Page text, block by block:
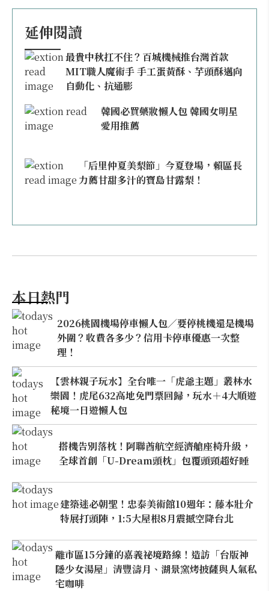
延伸閱讀
最貴中秋扛不住？百城機械推台灣首款
MIT職人魔術手 手工蛋黃酥、芋頭酥邁向
自動化、抗通膨
韓國必買藥妝懶人包 韓國女明星
愛用推薦
「后里仲夏美梨節」今夏登場，賴區長
力薦甘甜多汁的寶島甘露梨！
本日熱門
2026桃園機場停車懶人包／要停桃機還是機場
外圍？收費各多少？信用卡停車優惠一次整
理！
【雲林親子玩水】全台唯一「虎爺主題」叢林水
樂園！虎尾632高地免門票回歸，玩水＋4大順遊
秘境一日遊懶人包
搭機告別落枕！阿聯酋航空經濟艙座椅升級，
全球首創「U-Dream頭枕」包覆頭頸超好睡
建築迷必朝聖！忠泰美術館10週年：藤本壯介
特展打頭陣，1:5大屋根8月震撼空降台北
離市區15分鐘的嘉義祕境路線！造訪「台版神
隱少女湯屋」清豐濤月、湖景窯烤披薩與人氣私
宅咖啡